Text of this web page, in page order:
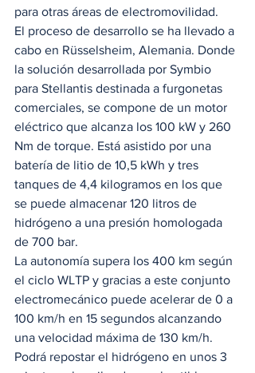
para otras áreas de electromovilidad.
El proceso de desarrollo se ha llevado a
cabo en Rüsselsheim, Alemania. Donde
la solución desarrollada por Symbio
para Stellantis destinada a furgonetas
comerciales, se compone de un motor
eléctrico que alcanza los 100 kW y 260
Nm de torque. Está asistido por una
batería de litio de 10,5 kWh y tres
tanques de 4,4 kilogramos en los que
se puede almacenar 120 litros de
hidrógeno a una presión homologada
de 700 bar.
La autonomía supera los 400 km según
el ciclo WLTP y gracias a este conjunto
electromecánico puede acelerar de 0 a
100 km/h en 15 segundos alcanzando
una velocidad máxima de 130 km/h.
Podrá repostar el hidrógeno en unos 3